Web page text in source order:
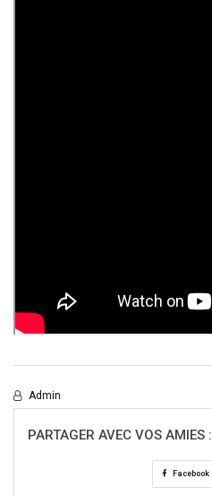
Admin
PARTAGER AVEC VOS AMIES :
Facebook